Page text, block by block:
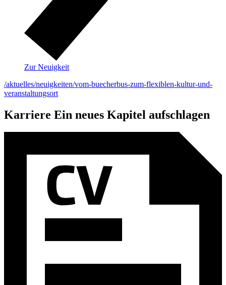
Zur Neuigkeit
/aktuelles/neuigkeiten/vom-buecherbus-zum-flexiblen-kultur-und-
veranstaltungsort
Karriere Ein neues Kapitel aufschlagen